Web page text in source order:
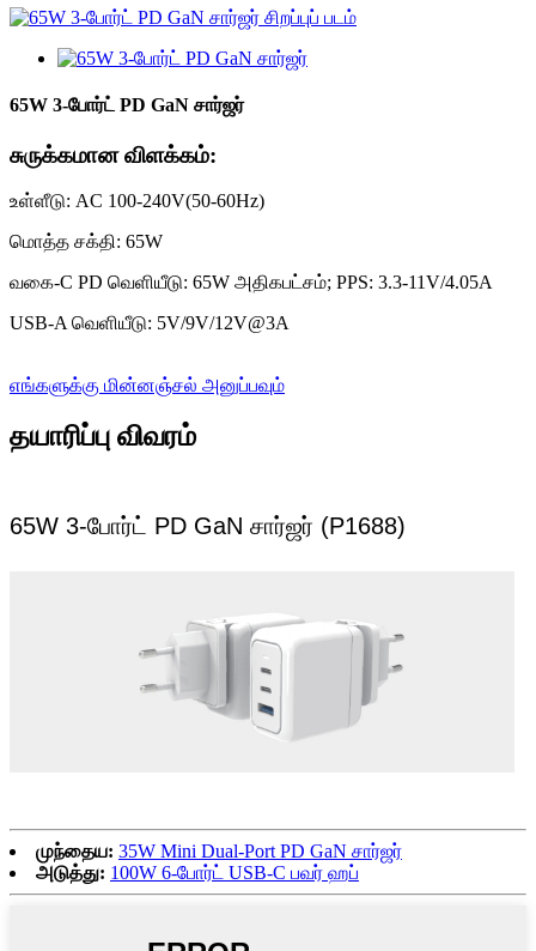
65W 3-போர்ட் PD GaN சார்ஜர்
சுருக்கமான விளக்கம்:
உள்ளீடு: AC 100-240V(50-60Hz)
மொத்த சக்தி: 65W
வகை-C PD வெளியீடு: 65W அதிகபட்சம்; PPS: 3.3-11V/4.05A
USB-A வெளியீடு: 5V/9V/12V@3A
எங்களுக்கு மின்னஞ்சல் அனுப்பவும்
தயாரிப்பு விவரம்
65W 3-போர்ட் PD GaN சார்ஜர் (P1688)
முந்தைய: 35W Mini Dual-Port PD GaN சார்ஜர்
அடுத்து: 100W 6-போர்ட் USB-C பவர் ஹப்